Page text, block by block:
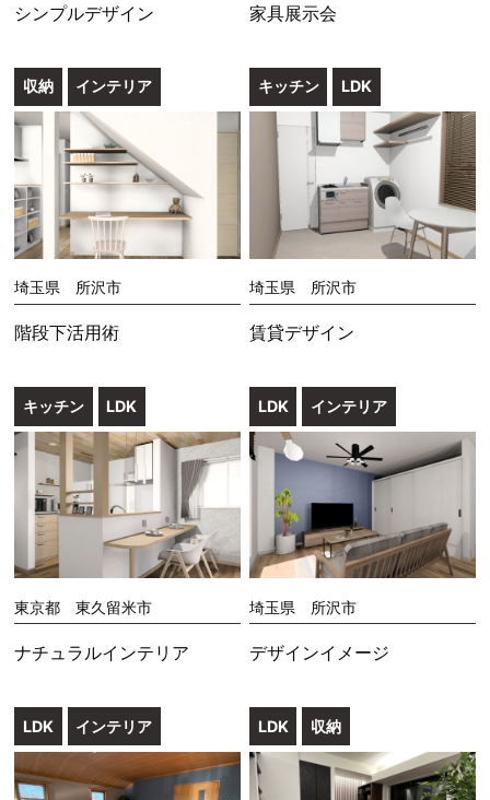
シンプルデザイン 家具展示会
収納 インテリア
埼玉県 所沢市
階段下活用術
キッチン LDK
埼玉県 所沢市
賃貸デザイン
キッチン LDK
東京都 東久留米市
ナチュラルインテリア
LDK インテリア
埼玉県 所沢市
デザインイメージ
LDK インテリア LDK 収納